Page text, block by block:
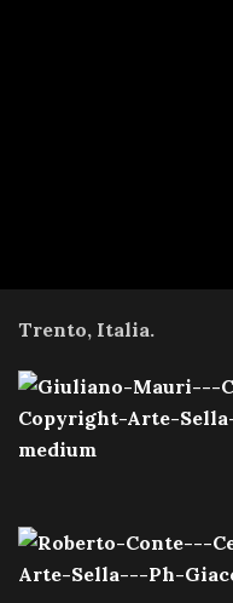
Trento, Italia.